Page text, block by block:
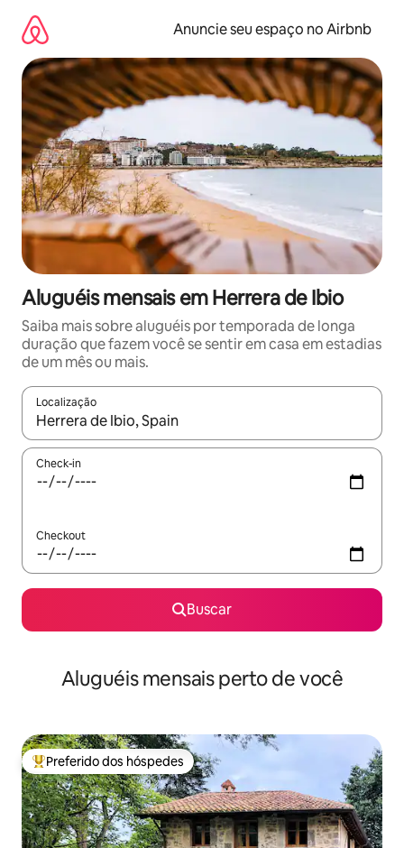
para
conteúdo
Anuncie seu espaço no Airbnb
Aluguéis mensais em Herrera de Ibio
Saiba mais sobre aluguéis por temporada de longa
duração que fazem você se sentir em casa em estadias
de um mês ou mais.
Localização
Quando os resultados estiverem disponíveis, explore-os
Check-in
Checkout
Buscar
Aluguéis mensais perto de você
Entre os melhores preferidos dos hóspedes
Preferido dos hóspedes